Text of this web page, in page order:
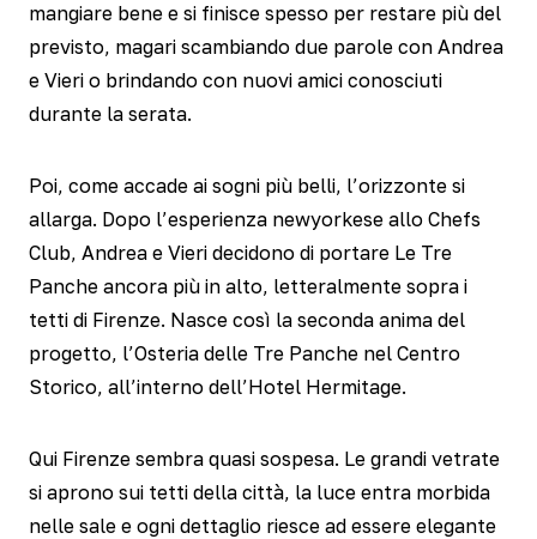
mangiare bene e si finisce spesso per restare più del
previsto, magari scambiando due parole con Andrea
e Vieri o brindando con nuovi amici conosciuti
durante la serata.
Poi, come accade ai sogni più belli, l’orizzonte si
allarga. Dopo l’esperienza newyorkese allo Chefs
Club, Andrea e Vieri decidono di portare Le Tre
Panche ancora più in alto, letteralmente sopra i
tetti di Firenze. Nasce così la seconda anima del
progetto, l’Osteria delle Tre Panche nel Centro
Storico, all’interno dell’Hotel Hermitage.
Qui Firenze sembra quasi sospesa. Le grandi vetrate
si aprono sui tetti della città, la luce entra morbida
nelle sale e ogni dettaglio riesce ad essere elegante